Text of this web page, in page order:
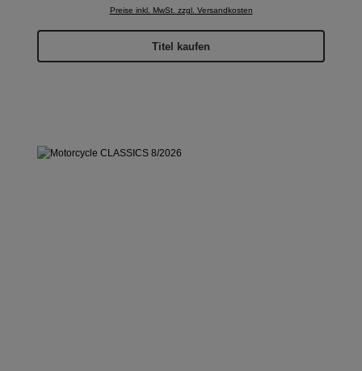
Preise inkl. MwSt. zzgl. Versandkosten
Titel kaufen